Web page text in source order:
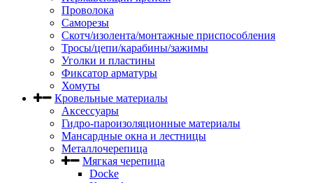
Проволока
Саморезы
Скотч/изолента/монтажные приспособления
Тросы/цепи/карабины/зажимы
Уголки и пластины
Фиксатор арматуры
Хомуты
Кровельные материалы
Аксессуары
Гидро-пароизоляционные материалы
Мансардные окна и лестницы
Металлочерепица
Мягкая черепица
Docke